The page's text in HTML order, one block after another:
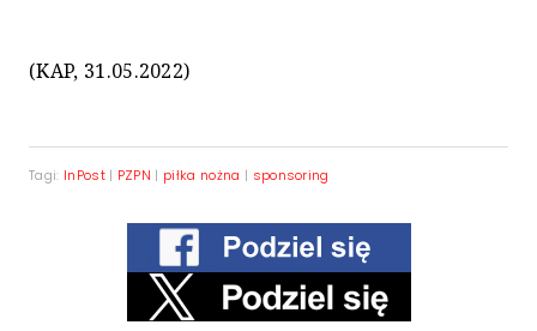
(KAP, 31.05.2022)
Tagi: InPost| PZPN | piłka nożna | sponsoring